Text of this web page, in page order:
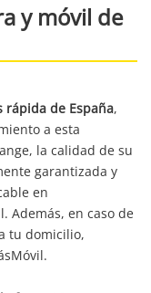
y móvil de
rápida de España,
a esta
la calidad de su
garantizada y
en
Además, en caso de
tu domicilio,